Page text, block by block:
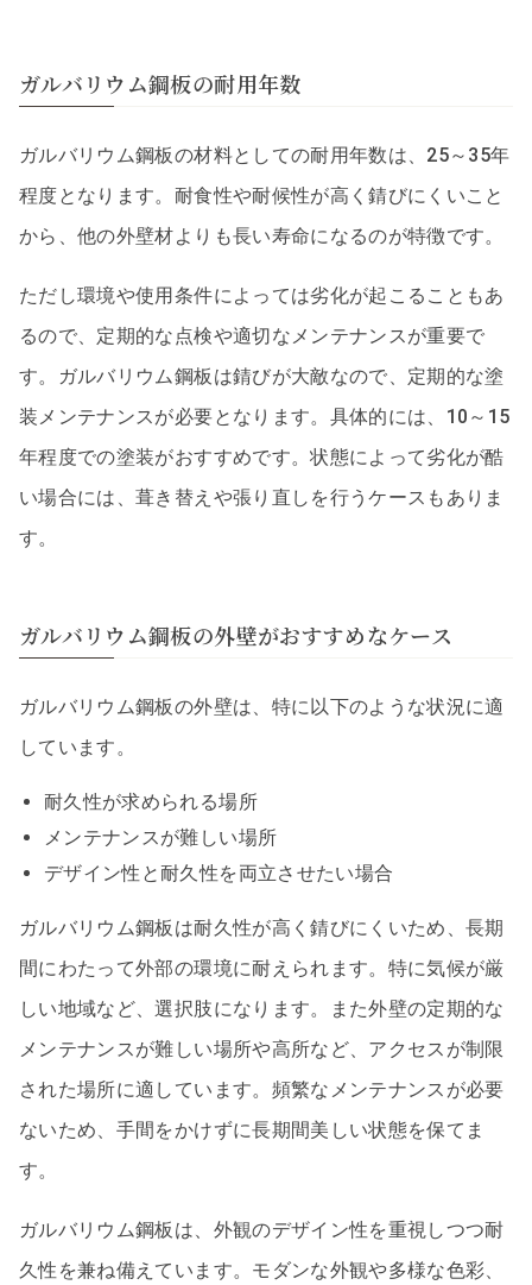
ガルバリウム鋼板の耐用年数
ガルバリウム鋼板の材料としての耐用年数は、25～35年
程度となります。耐食性や耐候性が高く錆びにくいこと
から、他の外壁材よりも長い寿命になるのが特徴です。
ただし環境や使用条件によっては劣化が起こることもあ
るので、定期的な点検や適切なメンテナンスが重要で
す。ガルバリウム鋼板は錆びが大敵なので、定期的な塗
装メンテナンスが必要となります。具体的には、10～15
年程度での塗装がおすすめです。状態によって劣化が酷
い場合には、葺き替えや張り直しを行うケースもありま
す。
ガルバリウム鋼板の外壁がおすすめなケース
ガルバリウム鋼板の外壁は、特に以下のような状況に適
しています。
耐久性が求められる場所
メンテナンスが難しい場所
デザイン性と耐久性を両立させたい場合
ガルバリウム鋼板は耐久性が高く錆びにくいため、長期
間にわたって外部の環境に耐えられます。特に気候が厳
しい地域など、選択肢になります。また外壁の定期的な
メンテナンスが難しい場所や高所など、アクセスが制限
された場所に適しています。頻繁なメンテナンスが必要
ないため、手間をかけずに長期間美しい状態を保てま
す。
ガルバリウム鋼板は、外観のデザイン性を重視しつつ耐
久性を兼ね備えています。モダンな外観や多様な色彩、